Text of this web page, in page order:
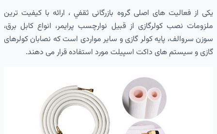
یکی از فعالیت های اصلی گروه بازرگانی ثقفي ، ارائه با کیفیت ترین
ملزومات نصب کولرگازی از قبیل نوارچسب پرایمر، انواع کابل برق،
سوزن سروالف، پایه کولر گازی و ساير مواردی است که نصابان کولرهای
گازی و سیستم های داکت اسپیلت مورد استفاده قرار می دهند.